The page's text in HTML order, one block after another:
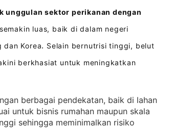
unggulan sektor perikanan dengan
luas, baik di dalam negeri
dan Korea. Selain bernutrisi tinggi, belut
berkhasiat untuk meningkatkan
berbagai pendekatan, baik di lahan
untuk bisnis rumahan maupun skala
sehingga meminimalkan risiko